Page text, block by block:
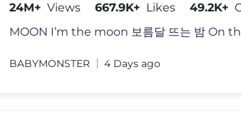
24M+ Views 667.9K+ Likes 49.2K+
MOON I’m the moon 보름달 뜨는 밤 On
BABYMONSTER 4 Days ago